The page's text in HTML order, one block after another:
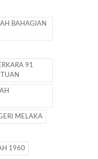
BAHAGIAN
91
MELAKA
1960